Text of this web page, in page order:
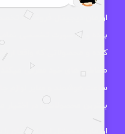
اوزمان دیجیتال فروشگاه
بوده و به صورت تخصصی تمامی
کرده و محصولاتی که واقعا
مخاطب های خود معرفی میکند.
ساعت هوشمند و سایر لوازم
بهترین محصولات را در اختیار
اوزمان دیجیتال این اطمینان